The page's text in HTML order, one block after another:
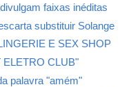
faixas inéditas
substituir Solange
E SEX SHOP
ELETRO CLUB"
palavra "amém"